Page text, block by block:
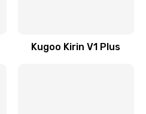
Kugoo Kirin V1 Plus